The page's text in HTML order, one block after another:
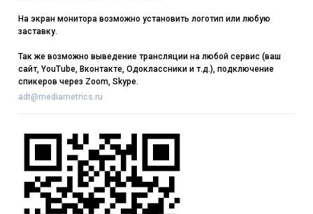
На экран монитора возможно установить логотип или любую
заставку.
Так же возможно выведение трансляции на любой сервис (ваш
сайт, YouTube, Вконтакте, Одоклассники и т.д.), подключение
спикеров через Zoom, Skype.
adt@mediametrics.ru